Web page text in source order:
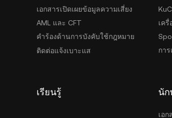
เอกสารเปิดเผยข้อมูลความเสี่ยง
AML และ CFT
คำร้องด้านการบังคับใช้กฎหมาย
ติดต่อแจ้งเบาะแส
เค
การ
เรียนรู้ นั
เอก